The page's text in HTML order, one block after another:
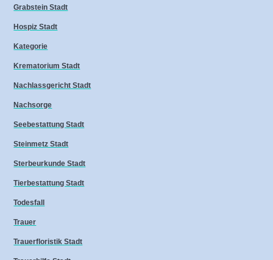
Grabstein Stadt
Hospiz Stadt
Kategorie
Krematorium Stadt
Nachlassgericht Stadt
Nachsorge
Seebestattung Stadt
Steinmetz Stadt
Sterbeurkunde Stadt
Tierbestattung Stadt
Todesfall
Trauer
Trauerfloristik Stadt